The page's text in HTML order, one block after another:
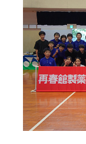
寄付・支援する
お問い合わせ
Twitter